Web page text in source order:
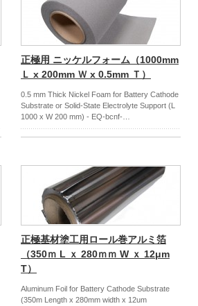
正極用 ニッケルフォーム（1000mm
Ｌ x 200mm Ｗ x 0.5mm Ｔ）
0.5 mm Thick Nickel Foam for Battery Cathode
Substrate or Solid-State Electrolyte Support (L
1000 x W 200 mm) - EQ-bcnf-…
正極基材塗工用ロール巻アルミ箔
（350ｍ L ｘ 280ｍｍ W ｘ 12μm
T）
Aluminum Foil for Battery Cathode Substrate
(350m Length x 280mm width x 12um